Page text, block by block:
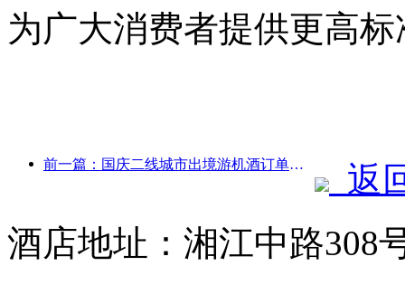
为广大消费者提供更高
前一篇：国庆二线城市出境游机酒订单量较去年同期上涨七成
返
酒店地址：湘江中路308